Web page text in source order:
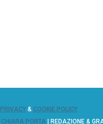
PRIVACY & COOKIE POLICY
CHIARA PORTA | REDAZIONE &